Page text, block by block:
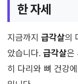
한 자세
지금까지 급각살의
았습니다. 급각살은
히 다리와 뼈 건강